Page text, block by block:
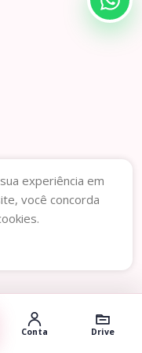
experiência em
você concorda
Conta Drive